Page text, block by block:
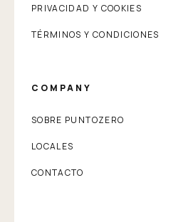
PRIVACIDAD Y COOKIES
TÉRMINOS Y CONDICIONES
COMPANY
SOBRE PUNTOZERO
LOCALES
CONTACTO